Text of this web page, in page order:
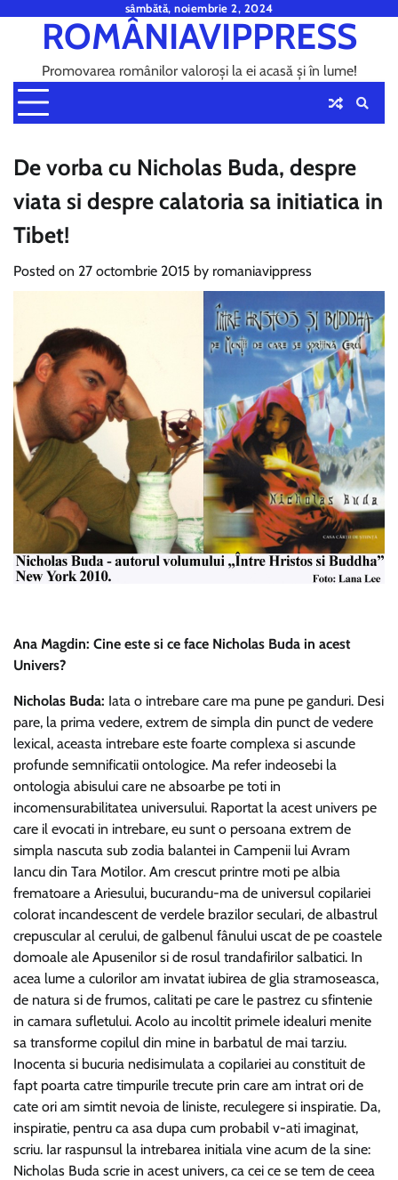
content
sâmbătă, noiembrie 2, 2024
ROMÂNIAVIPPRESS
Promovarea românilor valoroși la ei acasă și în lume!
De vorba cu Nicholas Buda, despre
viata si despre calatoria sa initiatica in
Tibet!
Posted on 27 octombrie 2015 by romaniavippress
Ana Magdin: Cine este si ce face Nicholas Buda in acest
Univers?
Nicholas Buda: Iata o intrebare care ma pune pe ganduri. Desi
pare, la prima vedere, extrem de simpla din punct de vedere
lexical, aceasta intrebare este foarte complexa si ascunde
profunde semnificatii ontologice. Ma refer indeosebi la
ontologia abisului care ne absoarbe pe toti in
incomensurabilitatea universului. Raportat la acest univers pe
care il evocati in intrebare, eu sunt o persoana extrem de
simpla nascuta sub zodia balantei in Campenii lui Avram
Iancu din Tara Motilor. Am crescut printre moti pe albia
frematoare a Ariesului, bucurandu-ma de universul copilariei
colorat incandescent de verdele brazilor seculari, de albastrul
crepuscular al cerului, de galbenul fânului uscat de pe coastele
domoale ale Apusenilor si de rosul trandafirilor salbatici. In
acea lume a culorilor am invatat iubirea de glia stramoseasca,
de natura si de frumos, calitati pe care le pastrez cu sfintenie
in camara sufletului. Acolo au incoltit primele idealuri menite
sa transforme copilul din mine in barbatul de mai tarziu.
Inocenta si bucuria nedisimulata a copilariei au constituit de
fapt poarta catre timpurile trecute prin care am intrat ori de
cate ori am simtit nevoia de liniste, reculegere si inspiratie. Da,
inspiratie, pentru ca asa dupa cum probabil v-ati imaginat,
scriu. Iar raspunsul la intrebarea initiala vine acum de la sine:
Nicholas Buda scrie in acest univers, ca cei ce se tem de ceea